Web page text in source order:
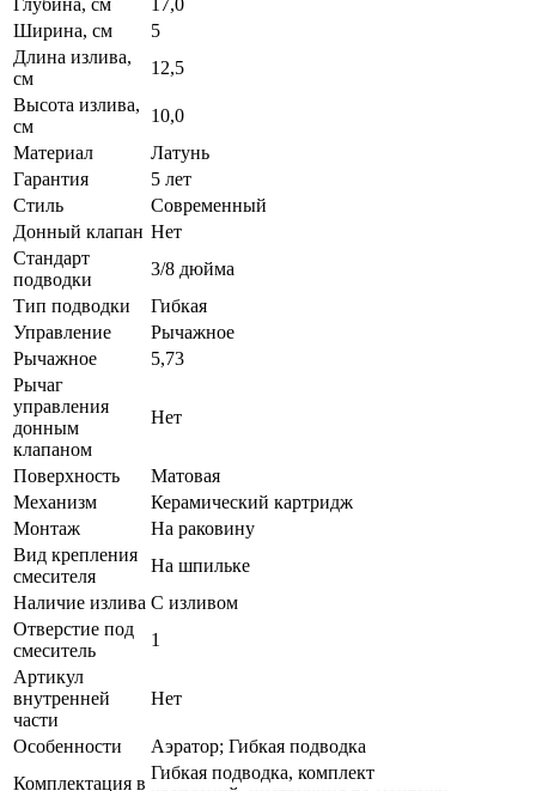
Ширина, см
5
Длина излива,
см
12,5
Высота излива,
см
10,0
Материал
Латунь
Гарантия
5 лет
Стиль
Современный
Донный клапан Нет
Стандарт
подводки
3/8 дюйма
Тип подводки
Гибкая
Управление
Рычажное
Рычажное
5,73
Рычаг
управления
донным
клапаном
Нет
Поверхность
Матовая
Механизм
Керамический картридж
Монтаж
На раковину
Вид крепления
смесителя
На шпильке
Наличие излива С изливом
Отверстие под
смеситель
1
Артикул
внутренней
части
Нет
Особенности
Аэратор; Гибкая подводка
Комплектация в
Гибкая подводка, комплект